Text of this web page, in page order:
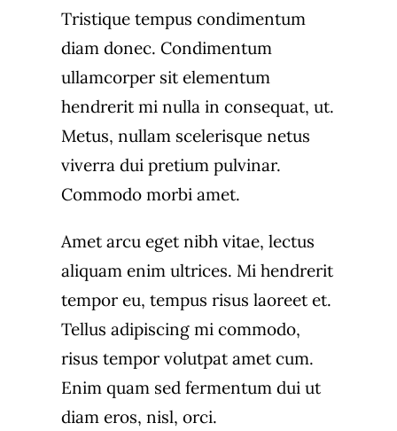
Tristique tempus condimentum
diam donec. Condimentum
ullamcorper sit elementum
hendrerit mi nulla in consequat, ut.
Metus, nullam scelerisque netus
viverra dui pretium pulvinar.
Commodo morbi amet.
Amet arcu eget nibh vitae, lectus
aliquam enim ultrices. Mi hendrerit
tempor eu, tempus risus laoreet et.
Tellus adipiscing mi commodo,
risus tempor volutpat amet cum.
Enim quam sed fermentum dui ut
diam eros, nisl, orci.